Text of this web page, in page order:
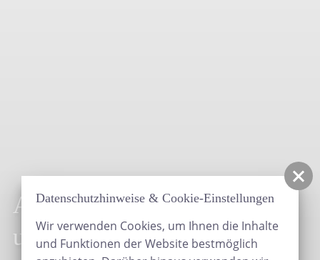
Astronomische Ereignisse
und Deep Sky
Datenschutzhinweise & Cookie-Einstellungen
Wir verwenden Cookies, um Ihnen die Inhalte
und Funktionen der Website bestmöglich